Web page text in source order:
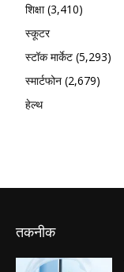
शिक्षा(3,410)
स्कूटर
स्टॉक मार्केट (5,293)
स्मार्टफोन (2,679)
हेल्थ
तकनीक